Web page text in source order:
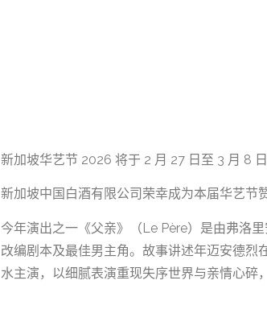
新加坡华艺节 2026 将于 2 月 27 日至 3 月 8
新加坡中国白酒有限公司荣幸成为本届华艺节
今年演出之一《父亲》（Le Père）是由弗洛
改编剧本及最佳男主角。故事讲述年迈安德烈
水主演，以细腻表演重现失序世界与亲情心碎